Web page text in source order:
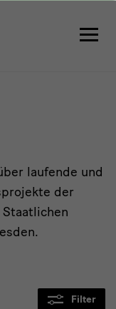
laufende und
der
Filter